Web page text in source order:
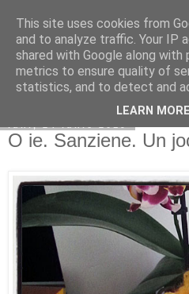
Copilarim
O ie. Sanziene. Un
This site uses cookies from
and to analyze traffic. Your IP
shared with Google along
metrics to ensure quality of
statistics, and to detect and
LEARN MORE